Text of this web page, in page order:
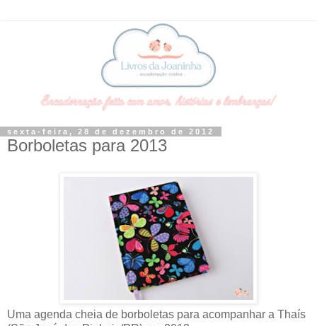
sexta-feira, 28 de dezembro de 2012
Borboletas para 2013
Uma agenda cheia de borboletas para acompanhar a Thaís